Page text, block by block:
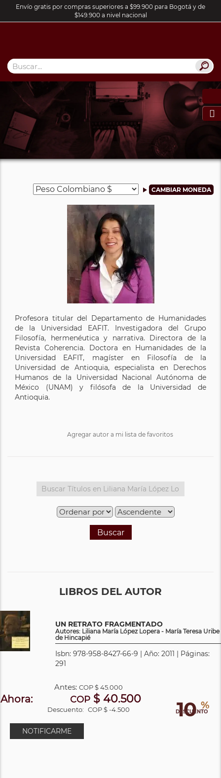
Envío gratis por compras superiores a $99.900 para Bogotá y de
$149.900 a nivel nacional

Profesora titular del Departamento de Humanidades
de la Universidad EAFIT. Investigadora del Grupo
Filosofía, hermenéutica y narrativa. Directora de la
Revista Coherencia. Doctora en Humanidades de la
Universidad EAFIT, magíster en Filosofía de la
Universidad de Antioquia, especialista en Derechos
Humanos de la Universidad Nacional Autónoma de
México (UNAM) y filósofa de la Universidad de
Antioquia.
Agregar autor a mi lista de favoritos
Buscar
LIBROS DEL AUTOR
UN RETRATO FRAGMENTADO
Autores: Liliana María López Lopera - María Teresa Uribe
de Hincapié
Isbn: 978-958-8427-66-9 | Año: 2011 | Páginas:
291
10 %
DESCUENTO
Antes: COP$ 45.000
Ahora: COP $ 40.500
Descuento: COP $ -4.500
NOTIFICARME